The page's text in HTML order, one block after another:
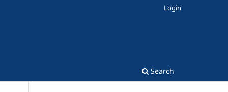
Search
Login